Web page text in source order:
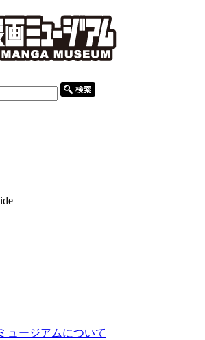
ュージアムについて